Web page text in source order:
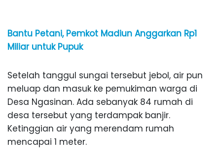
Bantu Petani, Pemkot Madiun Anggarkan Rp1
Miliar untuk Pupuk
Setelah tanggul sungai tersebut jebol, air pun
meluap dan masuk ke pemukiman warga di
Desa Ngasinan. Ada sebanyak 84 rumah di
desa tersebut yang terdampak banjir.
Ketinggian air yang merendam rumah
mencapai 1 meter.